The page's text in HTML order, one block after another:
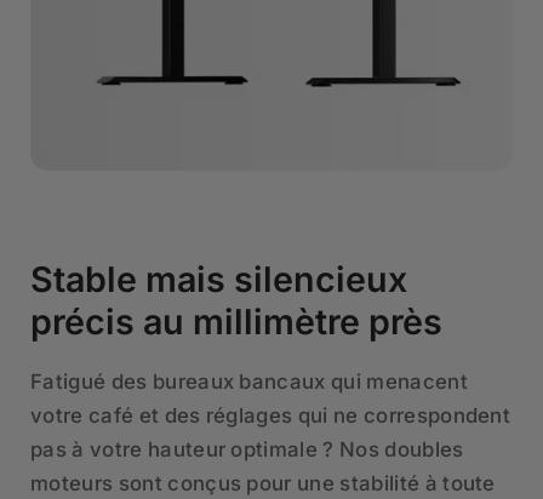
Stable mais silencieux
précis au millimètre près
Fatigué des bureaux bancaux qui menacent
votre café et des réglages qui ne correspondent
pas à votre hauteur optimale ? Nos doubles
moteurs sont conçus pour une stabilité à toute